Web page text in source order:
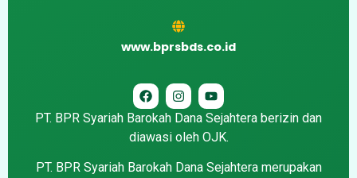
www.bprsbds.co.id
PT. BPR Syariah Barokah Dana Sejahtera berizin dan
diawasi oleh OJK.
PT. BPR Syariah Barokah Dana Sejahtera merupakan